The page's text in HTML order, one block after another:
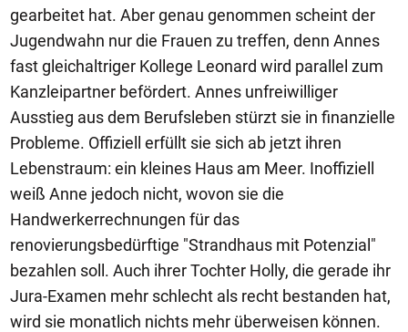
gearbeitet hat. Aber genau genommen scheint der
Jugendwahn nur die Frauen zu treffen, denn Annes
fast gleichaltriger Kollege Leonard wird parallel zum
Kanzleipartner befördert. Annes unfreiwilliger
Ausstieg aus dem Berufsleben stürzt sie in finanzielle
Probleme. Offiziell erfüllt sie sich ab jetzt ihren
Lebenstraum: ein kleines Haus am Meer. Inoffiziell
weiß Anne jedoch nicht, wovon sie die
Handwerkerrechnungen für das
renovierungsbedürftige "Strandhaus mit Potenzial"
bezahlen soll. Auch ihrer Tochter Holly, die gerade ihr
Jura-Examen mehr schlecht als recht bestanden hat,
wird sie monatlich nichts mehr überweisen können.